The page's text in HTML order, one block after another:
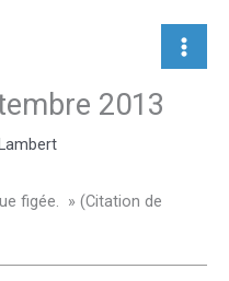
2013
figée. » (Citation de